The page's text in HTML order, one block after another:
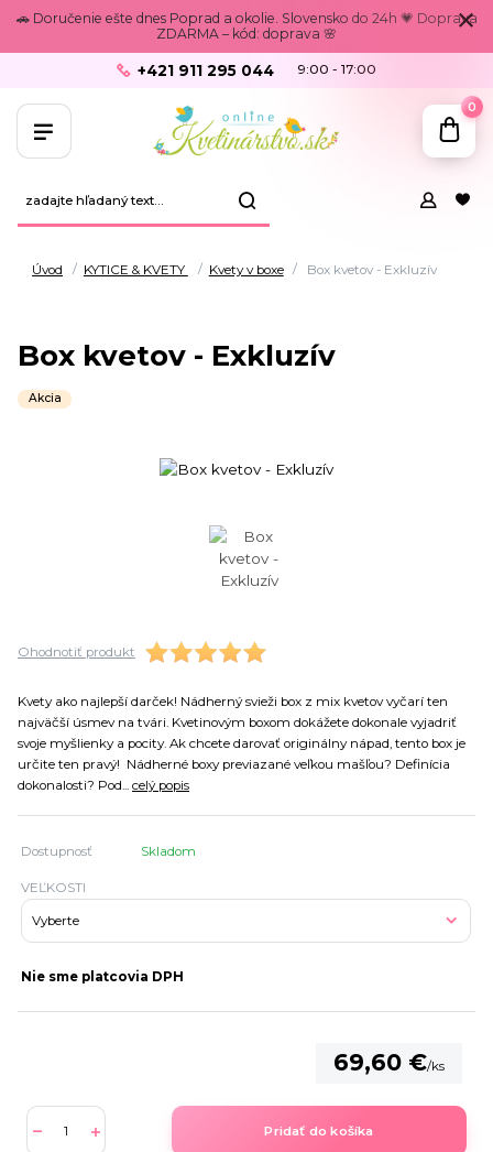
🚗 Doručenie ešte dnes Poprad a okolie. Slovensko do 24h 💗 Doprava
ZDARMA – kód: doprava 🌸
+421 911 295 044 9:00 - 17:00
0
Úvod KYTICE & KVETY Kvety v boxe Box kvetov - Exkluzív
Box kvetov - Exkluzív
Akcia
Ohodnotiť produkt
Kvety ako najlepší darček! Nádherný svieži box z mix kvetov vyčarí ten
najväčší úsmev na tvári. Kvetinovým boxom dokážete dokonale vyjadriť
svoje myšlienky a pocity. Ak chcete darovať originálny nápad, tento box je
určite ten pravý! Nádherné boxy previazané veľkou mašľou? Definícia
dokonalosti? Pod... celý popis
Dostupnosť Skladom
VEĽKOSTI
Nie sme platcovia DPH
69,60 €/ks
Pridať do košíka